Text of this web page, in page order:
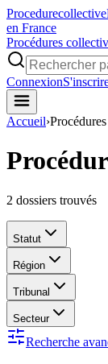
Procedurecollective
en France
Procédures
Connexion
Accueil›
2 dossiers trouvés
Statut
Région
Tribunal
Secteur
Recherche